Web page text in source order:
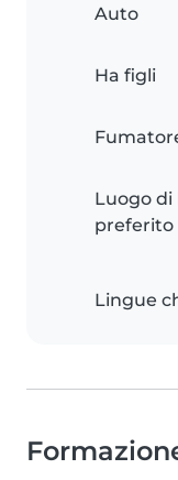
Auto
Ha figli
Luogo di
preferito
Lingue